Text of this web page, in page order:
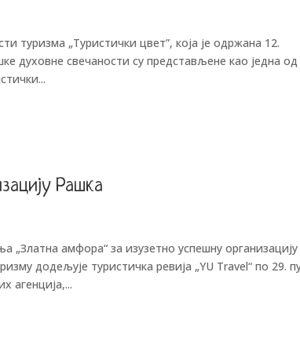
туризма „Туристички цвет”, која је одржана 12.
духовне свечаности су представљене као једна
Рашка
„Златна амфора“ за изузетно успешну организацију
додељује туристичка ревија „YU Travel“ по 29.
агенција,...